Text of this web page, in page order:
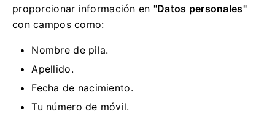
proporcionar información en "Datos personales"
con campos como:
Nombre de pila.
Apellido.
Fecha de nacimiento.
Tu número de móvil.